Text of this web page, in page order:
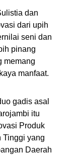
dan
dari upih
seni dan
pinang
memang
manfaat.
gadis asal
itu
Produk
Tinggi yang
Daerah